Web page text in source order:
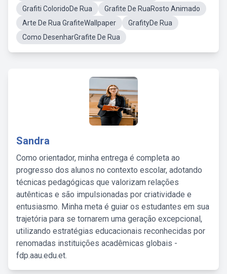
Grafiti ColoridoDe Rua
Grafite De RuaRosto Animado
Arte De Rua GrafiteWallpaper
GrafityDe Rua
Como DesenharGrafite De Rua
Sandra
Como orientador, minha entrega é completa ao
progresso dos alunos no contexto escolar, adotando
técnicas pedagógicas que valorizam relações
autênticas e são impulsionadas por criatividade e
entusiasmo. Minha meta é guiar os estudantes em sua
trajetória para se tornarem uma geração excepcional,
utilizando estratégias educacionais reconhecidas por
renomadas instituições acadêmicas globais -
fdp.aau.edu.et.